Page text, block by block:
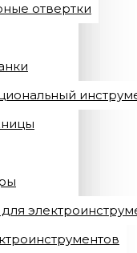
отвертки